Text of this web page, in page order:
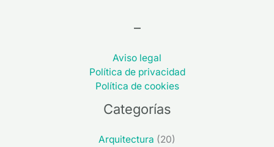
–
Aviso legal
Política de privacidad
Política de cookies
Categorías
Arquitectura (20)